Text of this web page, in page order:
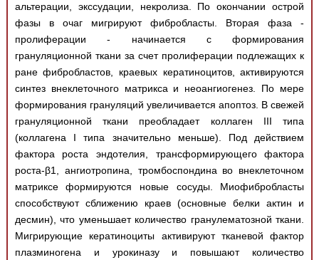
альтерации, экссудации, некролиза. По окончании острой
фазы в очаг мигрируют фибробласты. Вторая фаза -
пролиферации - начинается с формирования
грануляционной ткани за счет пролиферации подлежащих к
ране фибробластов, краевых кератиноцитов, активируются
синтез внеклеточного матрикса и неоангиогенез. По мере
формирования грануляций увеличивается апоптоз. В свежей
грануляционной ткани преобладает коллаген III типа
(коллагена I типа значительно меньше). Под действием
фактора роста эндотелия, трансформирующего фактора
роста-β1, ангиотропина, тромбоспондина во внеклеточном
матриксе формируются новые сосуды. Миофибробласты
способствуют сближению краев (основные белки актин и
десмин), что уменьшает количество гранулематозной ткани.
Мигрирующие кератиноциты активируют тканевой фактор
плазминогена и урокиназу и повышают количество